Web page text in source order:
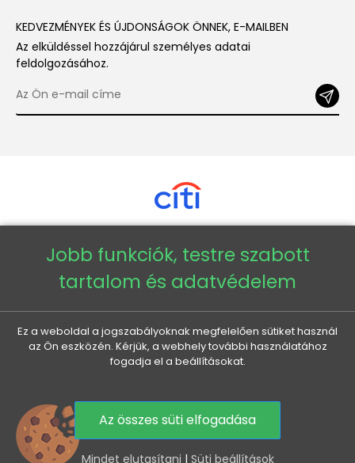
KEDVEZMÉNYEK ÉS ÚJDONSÁGOK ÖNNEK, E-MAILBEN
Az elküldéssel hozzájárul személyes adatai
feldolgozásához.
Copyright © 2026 - Veneti™
Veneti CZ
Veneti SK
0
Jobb funkciók, testre szabott
tartalom és adatvédelem
Ez a weboldal a jogszabályoknak megfelelően sütiket használ
az Ön eszközén. Kérjük, a webhely további használatához
fogadja el a beállításokat.
Az összes süti elfogadása
Mindet elutasítani | Süti beállítások